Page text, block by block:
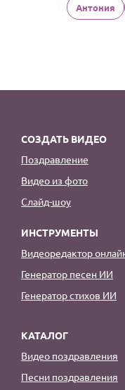
Антония
СОЗДАТЬ ВИДЕО
Поздравление
Видео из фото
Слайд-шоу
ИНСТРУМЕНТЫ
Видеоредактор
Генератор песен ИИ
Генератор стихов ИИ
КАТАЛОГ
Видео поздравления
Песни поздравления